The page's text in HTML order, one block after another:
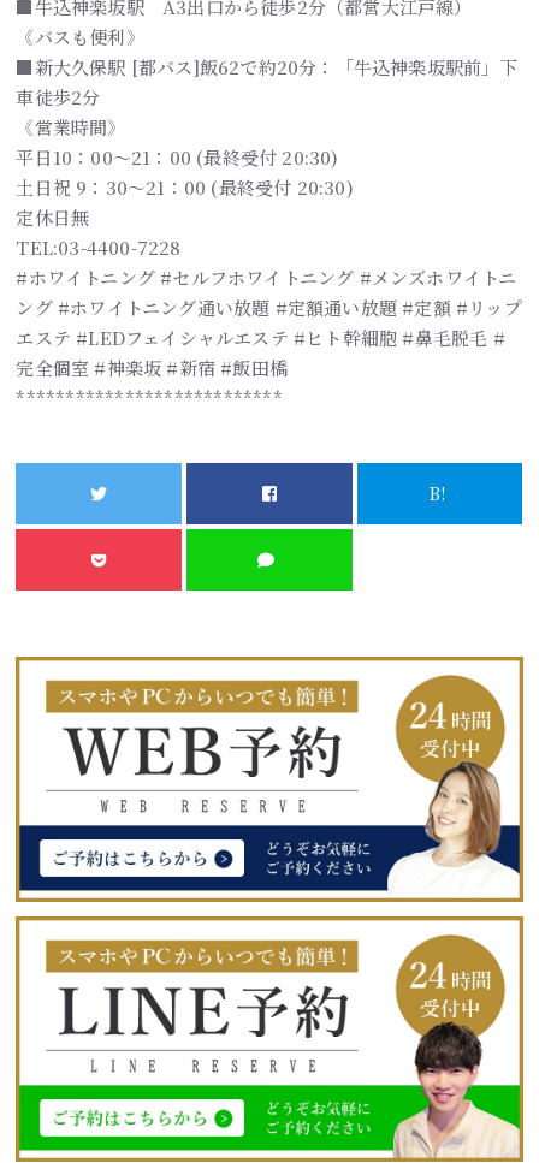
■牛込神楽坂駅 A3出口から徒歩2分（都営大江戸線）
《バスも便利》
■新大久保駅 [都バス]飯62で約20分：「牛込神楽坂駅前」下
車徒歩2分
《営業時間》
平日10：00～21：00 (最終受付 20:30)
土日祝 9：30～21：00 (最終受付 20:30)
定休日無
TEL:03-4400-7228
#ホワイトニング #セルフホワイトニング #メンズホワイトニ
ング #ホワイトニング通い放題 #定額通い放題 #定額 #リップ
エステ #LEDフェイシャルエステ #ヒト幹細胞 #鼻毛脱毛 #
完全個室 #神楽坂 #新宿 #飯田橋
***************************
B!